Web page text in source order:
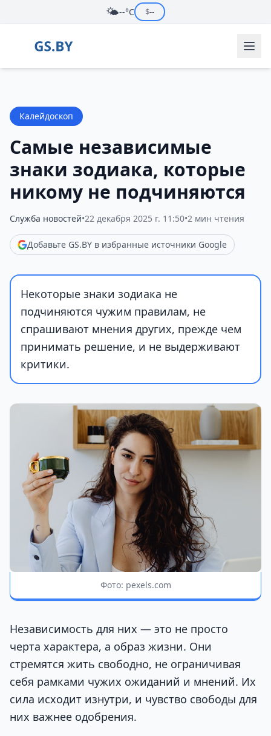
🌤️--°C $--
Калейдоскоп
Самые независимые
знаки зодиака, которые
никому не подчиняются
Служба новостей•22 декабря 2025 г. 11:50•2 мин чтения
Добавьте GS.BY в избранные источники Google
Некоторые знаки зодиака не
подчиняются чужим правилам, не
спрашивают мнения других, прежде чем
принимать решение, и не выдерживают
критики.
Фото: pexels.com
Независимость для них — это не просто
черта характера, а образ жизни. Они
стремятся жить свободно, не ограничивая
себя рамками чужих ожиданий и мнений. Их
сила исходит изнутри, и чувство свободы для
них важнее одобрения.